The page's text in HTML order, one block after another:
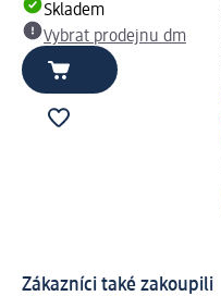
Skladem
Vybrat prodejnu dm
Zákazníci také zakoupili